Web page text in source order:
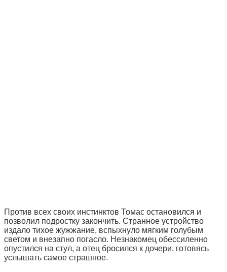
Против всех своих инстинктов Томас остановился и
позволил подростку закончить. Странное устройство
издало тихое жужжание, вспыхнуло мягким голубым
светом и внезапно погасло. Незнакомец обессиленно
опустился на стул, а отец бросился к дочери, готовясь
услышать самое страшное.